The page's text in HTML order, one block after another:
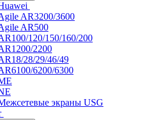
AR3200/3600
AR500
120/150/160/200
2200
28/29/46/49
6200/6300
экраны USG